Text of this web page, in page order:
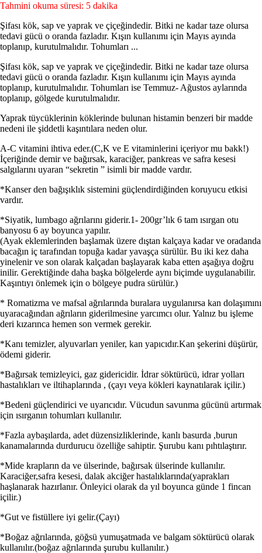
Tahmini okuma süresi: 5 dakika
Şifası kök, sap ve yaprak ve çiçeğindedir. Bitki ne kadar taze olursa
tedavi gücü o oranda fazladır. Kışın kullanımı için Mayıs ayında
toplanıp, kurutulmalıdır. Tohumları ...
Şifası kök, sap ve yaprak ve çiçeğindedir. Bitki ne kadar taze olursa
tedavi gücü o oranda fazladır. Kışın kullanımı için Mayıs ayında
toplanıp, kurutulmalıdır. Tohumları ise Temmuz- Ağustos aylarında
toplanıp, gölgede kurutulmalıdır.
Yaprak tüycüklerinin köklerinde bulunan histamin benzeri bir madde
nedeni ile şiddetli kaşıntılara neden olur.
A-C vitamini ihtiva eder.(C,K ve E vitaminlerini içeriyor mu bakk!)
İçeriğinde demir ve bağırsak, karaciğer, pankreas ve safra kesesi
salgılarını uyaran “sekretin ” isimli bir madde vardır.
*Kanser den bağışıklık sistemini güçlendirdiğinden koruyucu etkisi
vardır.
*Siyatik, lumbago ağrılarını giderir.1- 200gr’lık 6 tam ısırgan otu
banyosu 6 ay boyunca yapılır.
(Ayak eklemlerinden başlamak üzere dıştan kalçaya kadar ve oradanda
bacağın iç tarafından topuğa kadar yavaşça sürülür. Bu iki kez daha
yinelenir ve son olarak kalçadan başlayarak kaba etten aşağıya doğru
inilir. Gerektiğinde daha başka bölgelerde aynı biçimde uygulanabilir.
Kaşıntıyı önlemek için o bölgeye pudra sürülür.)
* Romatizma ve mafsal ağrılarında buralara uygulanırsa kan dolaşımını
uyaracağından ağrıların giderilmesine yarcımcı olur. Yalnız bu işleme
deri kızarınca hemen son vermek gerekir.
*Kanı temizler, alyuvarları yeniler, kan yapıcıdır.Kan şekerini düşürür,
ödemi giderir.
*Bağırsak temizleyici, gaz gidericidir. İdrar söktürücü, idrar yolları
hastalıkları ve iltihaplarında , (çayı veya kökleri kaynatılarak içilir.)
*Bedeni güçlendirici ve uyarıcıdır. Vücudun savunma gücünü artırmak
için ısırganın tohumları kullanılır.
*Fazla aybaşılarda, adet düzensizliklerinde, kanlı basurda ,burun
kanamalarında durdurucu özelliğe sahiptir. Şurubu kanı pıhtılaştırır.
*Mide krapların da ve ülserinde, bağırsak ülserinde kullanılır.
Karaciğer,safra kesesi, dalak akciğer hastalıklarında(yaprakları
haşlanarak hazırlanır. Önleyici olarak da yıl boyunca günde 1 fincan
içilir.)
*Gut ve fistüllere iyi gelir.(Çayı)
*Boğaz ağrılarında, göğsü yumuşatmada ve balgam söktürücü olarak
kullanılır.(boğaz ağrılarında şurubu kullanılır.)